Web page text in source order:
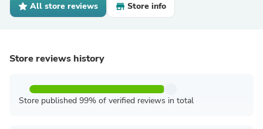
All store reviews Store info
Store reviews history
Store published 99% of verified reviews in total